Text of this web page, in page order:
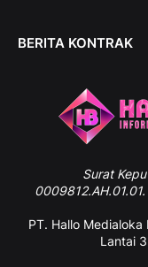
BERITA KONTRAK
Surat
PT. Hallo
Lantai